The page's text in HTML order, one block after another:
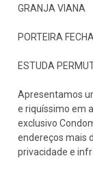
GRANJA VIANA
PORTEIRA
ESTUDA
Apresentamos
e riquíssimo em
exclusivo
endereços mais
privacidade e